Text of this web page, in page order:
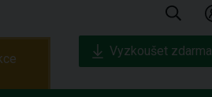
Vyzkoušet zdarma